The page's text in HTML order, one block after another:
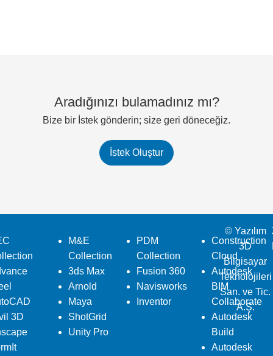
Aradığınızı bulamadınız mı?
Bize bir İstek gönderin; size geri döneceğiz.
İstek Oluştur
3D
M&E
Collection
3ds Max
Arnold
Maya
ShotGrid
Unity Pro
PDM
Collection
Fusion 360
Navisworks
Inventor
Construction
Cloud
Autodesk
BIM
Collaborate
Autodesk
Build
Autodesk
© Yazılım
3D
Bilgisayar
Teknolojileri
San. ve Tic.
A.Ş.